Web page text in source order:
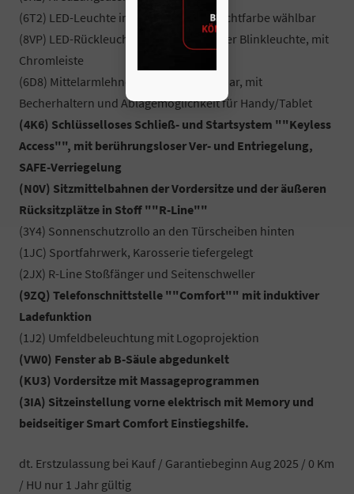
(6T2) LED-Leuchte im Fußraum vorn, Lichtfarbe wählbar
(8VP) LED-Rückleuchten mit dynamischer Blinkleuchte, mit
Chromleiste
(6D8) Mittelarmlehne hinten verschiebbar, mit
Becherhaltern und Ablagemöglichkeit für Handy/Tablet
(4K6) Schlüsselloses Schließ- und Startsystem ""Keyless
Access"", mit berührungsloser Ver- und Entriegelung,
SAFE-Verriegelung
(N0V) Sitzmittelbahnen der Vordersitze und der äußeren
Rücksitzplätze in Stoff ""R-Line""
(3Y4) Sonnenschutzrollo an den Türscheiben hinten
(1JC) Sportfahrwerk, Karosserie tiefergelegt
(2JX) R-Line Stoßfänger und Seitenschweller
(9ZQ) Telefonschnittstelle ""Comfort"" mit induktiver
Ladefunktion
(1J2) Umfeldbeleuchtung mit Logoprojektion
(VW0) Fenster ab B-Säule abgedunkelt
(KU3) Vordersitze mit Massageprogrammen
(3IA) Sitzeinstellung vorne elektrisch mit Memory und
beidseitiger Smart Comfort Einstiegshilfe.
dt. Erstzulassung bei Kauf / Garantiebeginn Aug 2025 / 0 Km
/ HU nur 1 Jahr gültig